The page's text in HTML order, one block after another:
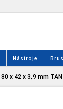
Nástroje
x 42 x 3,9 mm TAN